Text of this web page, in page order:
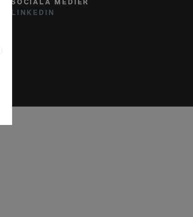
SOCIALA MEDIER
LINKEDIN